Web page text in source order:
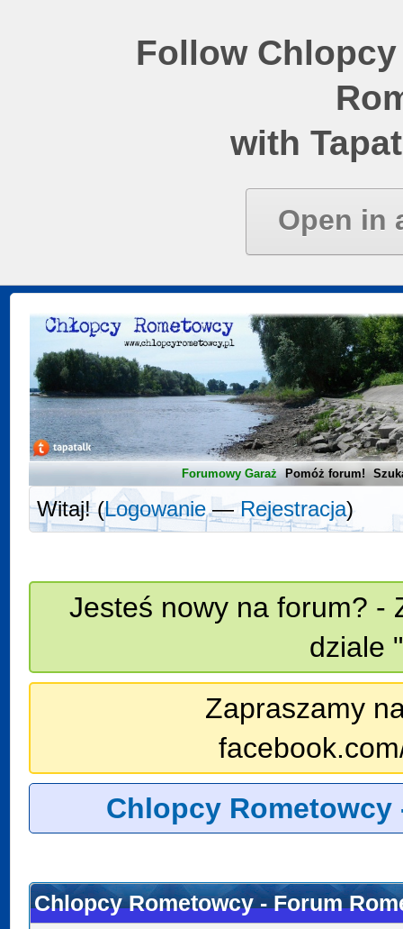
Follow
with
Open in
Forumowy Garaż Pomóż forum!
Witaj! (Logowanie—Rejestracja)
Jesteś nowy na forum? -
dziale
Zapraszamy
Chlopcy Rometowcy
Chlopcy Rometowcy - Forum